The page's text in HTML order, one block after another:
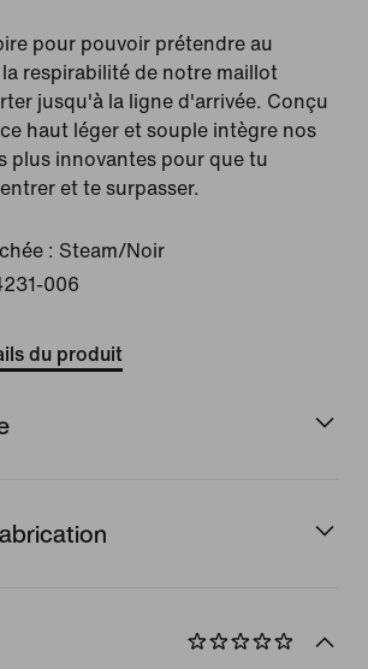
pour pouvoir prétendre au
la respirabilité de notre maillot
jusqu'à la ligne d'arrivée. Conçu
haut léger et souple intègre nos
plus innovantes pour que tu
et te surpasser.
: Steam/Noir
006
du produit